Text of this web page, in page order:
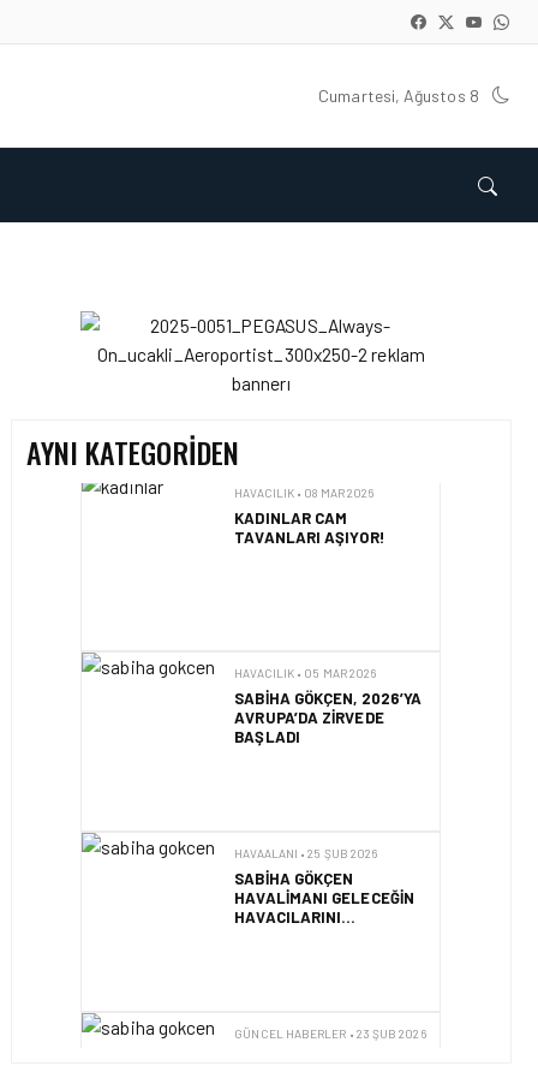
Cumartesi, Ağustos 8
AYNI KATEGORIDEN
SABIHA GÖKÇEN
KADINLAR CAM
TAVANLARI AŞIYOR!
AVRUPA’DA ZIRVEDE
BAŞLADI
SABIHA GÖKÇEN
HAVALIMANI GELECEĞIN
HAVACILARINI
ÜNIVERSITEDE ARIYOR
SABIHA GÖKÇEN
HAVALIMANI’NDAN TARIHI
REKOR: 2026’DA 50
MILYON YOLCU HEDEFI